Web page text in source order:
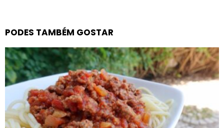
PODES TAMBÉM GOSTAR